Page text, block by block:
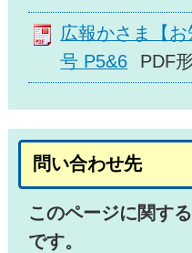
広報かさま【
号 P5&6
PDF
問い合わせ先
このページに関す
です。